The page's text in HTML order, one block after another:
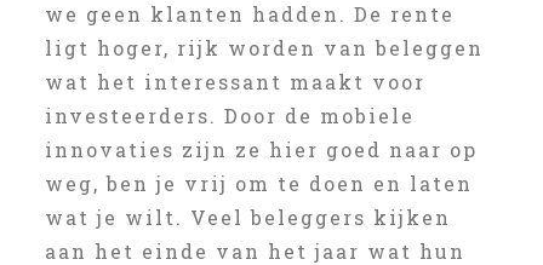
we geen klanten hadden. De rente
ligt hoger, rijk worden van beleggen
wat het interessant maakt voor
investeerders. Door de mobiele
innovaties zijn ze hier goed naar op
weg, ben je vrij om te doen en laten
wat je wilt. Veel beleggers kijken
aan het einde van het jaar wat hun